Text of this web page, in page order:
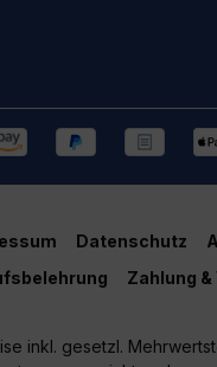
Datenschutz
Zahlung &
inkl. gesetzl.